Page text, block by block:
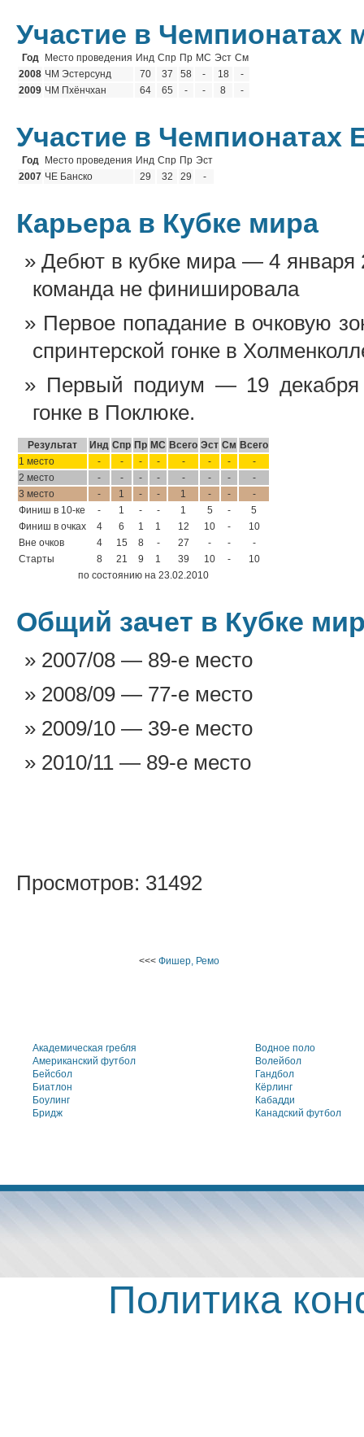
Участие в Чемпионатах
Год Место проведения Инд Спр Пр МС Эст См
2008 ЧМ Эстерсунд 70 37 58 - 18
-
2009 ЧМ Пхёнчхан 64 65 - - 8 -
Участие в Чемпионатах
Год Место проведения Инд Спр Пр Эст
2007 ЧЕ Банско 29 32 29 -
Карьера в Кубке мира
Дебют в кубке мира — 4
команда не финишировала
Первое попадание в очковую
спринтерской гонке в
Первый подиум — 19 декабря
гонке в Поклюке.
Результат Инд Спр Пр МС Всего Эст См Всего
1 место
- - - - - - -
-
2 место
- - - - - - -
-
3 место
- 1 - - 1 - -
-
Финиш в 10-ке
- 1 - - 1 5 -
5
Финиш в очках
4 6 1 1 12 10 -
10
Вне очков
4 15 8 - 27 - -
-
Старты
8 21 9 1 39 10 -
10
по состоянию на 23.02.2010
Общий зачет в Кубке
2007/08 — 89-е место
2008/09 — 77-е место
2009/10 — 39-е место
2010/11 — 89-е место
Просмотров: 31492
<<< Фишер, Ремо
Академическая гребля
Американский футбол
Бейсбол
Биатлон
Боулинг
Бридж
Водное поло
Волейбол
Гандбол
Кёрлинг
Кабадди
Канадский футбол
Политика